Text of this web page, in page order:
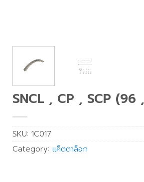
SNCL , CP , SCP (96
SKU: 1C017
Category: แค็ตตาล็อก